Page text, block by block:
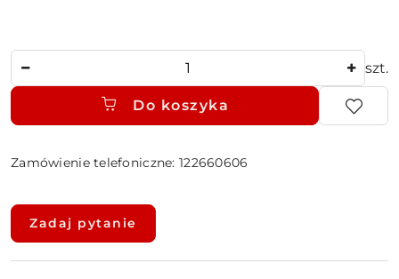
szt.
Do koszyka
Zamówienie telefoniczne: 122660606
Dostępność
dostawa
Zadaj pytanie